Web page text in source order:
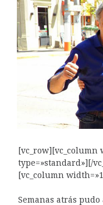
[vc_row][vc_column
type=»standard»][/
[vc_column
Semanas atrás